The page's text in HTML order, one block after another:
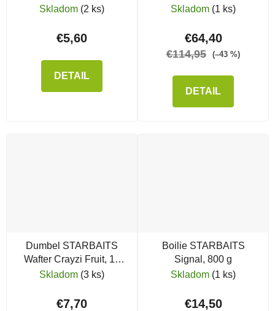
800 g
Skladom (2 ks)
€5,60
DETAIL
3,60 m, 5 lb
Skladom (1 ks)
€64,40
€114,95 (–43 %)
DETAIL
Dumbel STARBAITS
Wafter Crayzi Fruit, 14
mm, 50 g
Skladom (3 ks)
€7,70
Boilie STARBAITS
Signal, 800 g
Skladom (1 ks)
€14,50